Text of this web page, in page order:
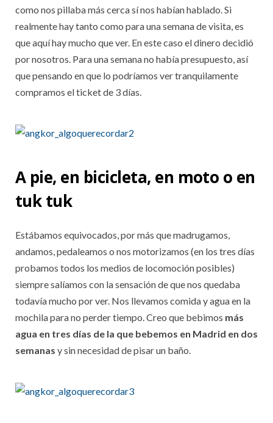
como nos pillaba más cerca sí nos habían hablado. Si
realmente hay tanto como para una semana de visita, es
que aquí hay mucho que ver. En este caso el dinero decidió
por nosotros. Para una semana no había presupuesto, así
que pensando en que lo podríamos ver tranquilamente
compramos el ticket de 3 días.
A pie, en bicicleta, en moto o en
tuk tuk
Estábamos equivocados, por más que madrugamos,
andamos, pedaleamos o nos motorizamos (en los tres días
probamos todos los medios de locomoción posibles)
siempre salíamos con la sensación de que nos quedaba
todavía mucho por ver. Nos llevamos comida y agua en la
mochila para no perder tiempo. Creo que bebimos más
agua en tres días de la que bebemos en Madrid en dos
semanas y sin necesidad de pisar un baño.